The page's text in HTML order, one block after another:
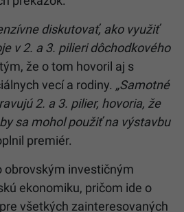
diskutovať, ako využiť
v 2. a 3. pilieri dôchodkového
že o tom hovoril aj s
vecí a rodiny. „Samotné
2. a 3. pilier, hovoria, že
sa mohol použiť na výstavbu
premiér.
obrovským investičným
ekonomiku, pričom ide o
všetkých zainteresovaných